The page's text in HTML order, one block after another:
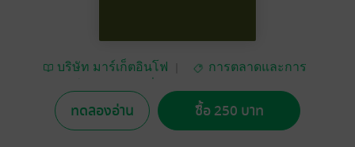
บริษัท มาร์เก็ตอินโฟ
จำกัด
การตลาดและการ
ทดลองอ่าน ซื้อ 250 บาท